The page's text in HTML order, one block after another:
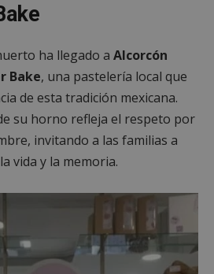
ha llegado a Alcorcón
Bake, una pastelería local que
de esta tradición mexicana.
su horno refleja el respeto por
invitando a las familias a
vida y la memoria.